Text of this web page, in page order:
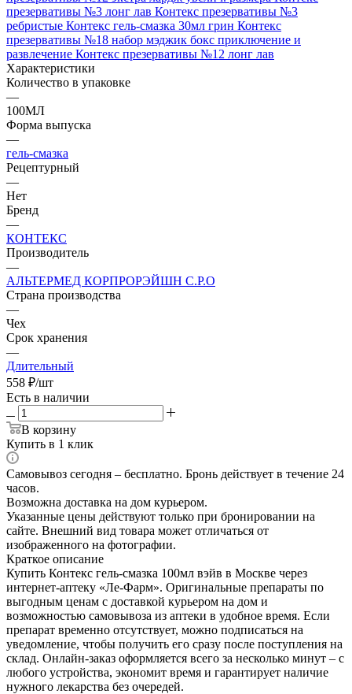
презервативы №3 лонг лав Контекс презервативы №3
ребристые Контекс гель-смазка 30мл грин Контекс
презервативы №18 набор мэджик бокс приключение и
развлечение Контекс презервативы №12 лонг лав
Характеристики
Количество в упаковке
—
100МЛ
Форма выпуска
—
гель-смазка
Рецептурный
—
Нет
Бренд
—
КОНТЕКС
Производитель
—
АЛЬТЕРМЕД КОРПРОРЭЙШН С.Р.О
Страна производства
—
Чех
Срок хранения
—
Длительный
558 ₽/шт
Есть в наличии
В корзину
Купить в 1 клик
Самовывоз сегодня – бесплатно. Бронь действует в течение 24
часов.
Возможна доставка на дом курьером.
Указанные цены действуют только при бронировании на
сайте. Внешний вид товара может отличаться от
изображенного на фотографии.
Краткое описание
Купить Контекс гель-смазка 100мл вэйв в Москве через
интернет-аптеку «Ле-Фарм». Оригинальные препараты по
выгодным ценам с доставкой курьером на дом и
возможностью самовывоза из аптеки в удобное время. Если
препарат временно отсутствует, можно подписаться на
уведомление, чтобы получить его сразу после поступления на
склад. Онлайн-заказ оформляется всего за несколько минут – с
любого устройства, экономит время и гарантирует наличие
нужного лекарства без очередей.